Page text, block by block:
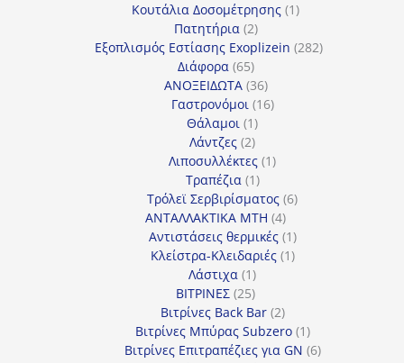
προϊόντα
Κουτάλια Δοσομέτρησης 11
Πατητήρια 22
προϊόντα
Εξοπλισμός Εστίασης Exoplizein 282282
Διάφορα 6565
προϊόντα
ΑΝΟΞΕΙΔΩΤΑ 3636
προϊόντα
Γαστρονόμοι 1616
Θάλαμοι 11
προϊόν
Λάντζες 22
προϊόντα
Λιποσυλλέκτες 11
Τραπέζια 11
προϊόν
Τρόλεϊ Σερβιρίσματος 66
ΑΝΤΑΛΛΑΚΤΙΚΑ MTH 44
προϊόντα
Αντιστάσεις θερμικές 11
προϊόν
Κλείστρα-Κλειδαριές 11
Λάστιχα 11
προϊόν
ΒΙΤΡΙΝΕΣ 2525
προϊόντα
Βιτρίνες Back Bar 22
προϊόντα
Βιτρίνες Mπύρας Subzero 11
προϊόν
Βιτρίνες Επιτραπέζιες για GN 66